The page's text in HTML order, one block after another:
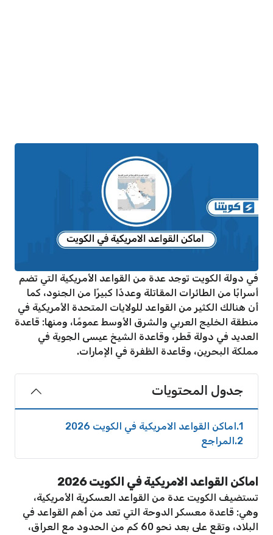
في دولة الكويت توجد عدة من القواعد الأمريكية التي تضم
أسرابًا من الطائرات المقاتلة وعددًا كبيرًا من الجنود، كما
أن هنالك الكثير من القواعد للولايات المتحدة الأمريكية في
منطقة الخليج العربي والشرق الأوسط عمومًا، ومنها: قاعدة
العديد في دولة قطر، وقاعدة الشيخ عيسى الجوية في
مملكة البحرين، وقاعدة الظفرة في الإمارات.
جدول المحتويات
1 اماكن القواعد الامريكية في الكويت 2026
2 المراجع
اماكن القواعد الامريكية في الكويت 2026
تستضيف الكويت عدة من القواعد العسكرية الأمريكية،
وهي: قاعدة معسكر الدوحة التي تعد من أهم القواعد في
البلاد، وتقع على بعد نحو 60 كم من الحدود مع العراق،